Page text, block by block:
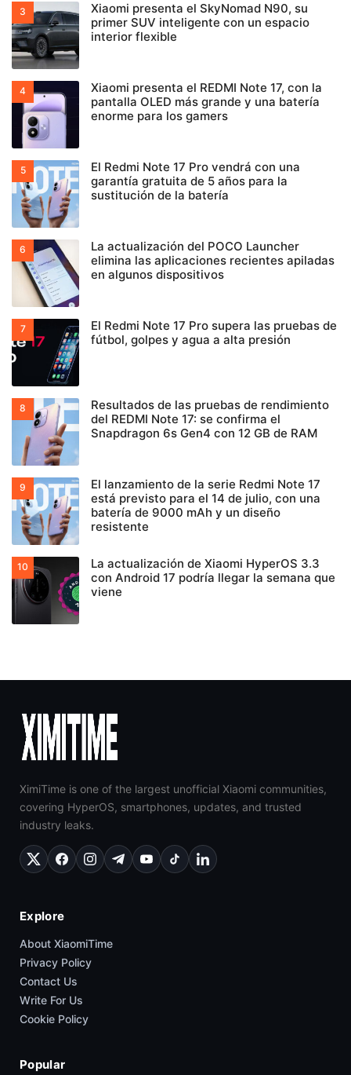
Xiaomi presenta el SkyNomad N90, su
primer SUV inteligente con un espacio
interior flexible
Xiaomi presenta el REDMI Note 17, con la
pantalla OLED más grande y una batería
enorme para los gamers
El Redmi Note 17 Pro vendrá con una
garantía gratuita de 5 años para la
sustitución de la batería
La actualización del POCO Launcher
elimina las aplicaciones recientes apiladas
en algunos dispositivos
El Redmi Note 17 Pro supera las pruebas de
fútbol, golpes y agua a alta presión
Resultados de las pruebas de rendimiento
del REDMI Note 17: se confirma el
Snapdragon 6s Gen4 con 12 GB de RAM
El lanzamiento de la serie Redmi Note 17
está previsto para el 14 de julio, con una
batería de 9000 mAh y un diseño
resistente
La actualización de Xiaomi HyperOS 3.3
con Android 17 podría llegar la semana que
viene
XimiTime is one of the largest unofficial Xiaomi communities,
covering HyperOS, smartphones, updates, and trusted
industry leaks.
Explore
About XiaomiTime
Privacy Policy
Contact Us
Write For Us
Cookie Policy
Popular